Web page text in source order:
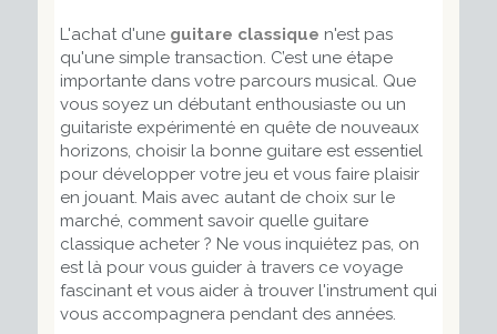
L'achat d'une guitare classique n'est pas
qu'une simple transaction. C’est une étape
importante dans votre parcours musical. Que
vous soyez un débutant enthousiaste ou un
guitariste expérimenté en quête de nouveaux
horizons, choisir la bonne guitare est essentiel
pour développer votre jeu et vous faire plaisir
en jouant. Mais avec autant de choix sur le
marché, comment savoir quelle guitare
classique acheter ? Ne vous inquiétez pas, on
est là pour vous guider à travers ce voyage
fascinant et vous aider à trouver l'instrument qui
vous accompagnera pendant des années.